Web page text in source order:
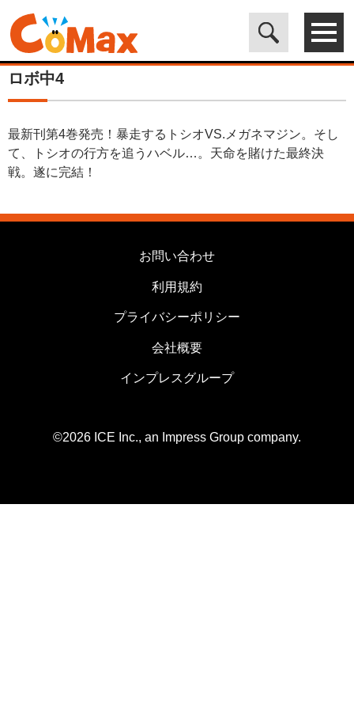
電子書籍マンガ CoMax(コマックス)公式サイト - 株式会社ICE>カ
テゴリは使用しません>ロボ中4
ロボ中4
最新刊第4巻発売！暴走するトシオVS.メガネマジン。そし
て、トシオの行方を追うハベル…。天命を賭けた最終決
戦。遂に完結！
お問い合わせ
利用規約
プライバシーポリシー
会社概要
インプレスグループ
©2026 ICE Inc., an Impress Group company.